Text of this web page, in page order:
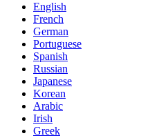
English
French
German
Portuguese
Spanish
Russian
Japanese
Korean
Arabic
Irish
Greek